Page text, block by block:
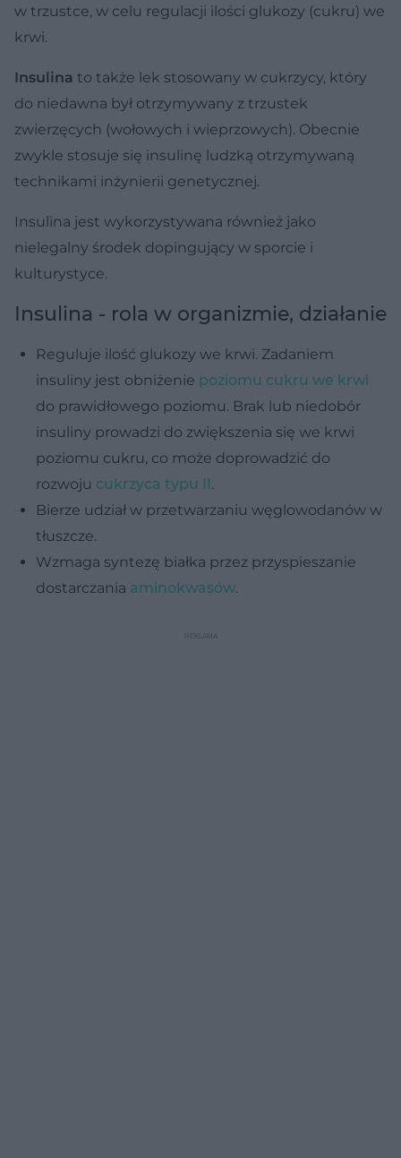
w trzustce, w celu regulacji ilości glukozy (cukru) we
krwi.
Insulina to także lek stosowany w cukrzycy, który
do niedawna był otrzymywany z trzustek
zwierzęcych (wołowych i wieprzowych). Obecnie
zwykle stosuje się insulinę ludzką otrzymywaną
technikami inżynierii genetycznej.
Insulina jest wykorzystywana również jako
nielegalny środek dopingujący w sporcie i
kulturystyce.
Insulina - rola w organizmie, działanie
Reguluje ilość glukozy we krwi. Zadaniem
insuliny jest obniżenie poziomu cukru we krwi
do prawidłowego poziomu. Brak lub niedobór
insuliny prowadzi do zwiększenia się we krwi
poziomu cukru, co może doprowadzić do
rozwoju cukrzyca typu II.
Bierze udział w przetwarzaniu węglowodanów w
tłuszcze.
Wzmaga syntezę białka przez przyspieszanie
dostarczania aminokwasów.